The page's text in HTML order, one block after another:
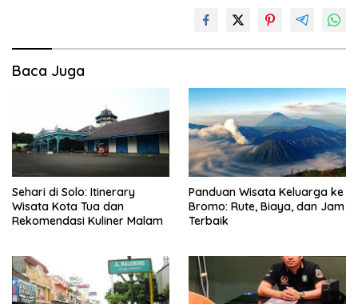
Baca Juga
Sehari di Solo: Itinerary
Wisata Kota Tua dan
Rekomendasi Kuliner Malam
Panduan Wisata Keluarga ke
Bromo: Rute, Biaya, dan Jam
Terbaik